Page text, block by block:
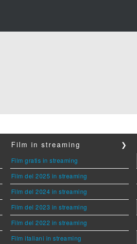
Film in streaming ❯
Film gratis in streaming
Film del 2025 in streaming
Film del 2024 in streaming
Film del 2023 in streaming
Film del 2022 in streaming
Film italiani in streaming